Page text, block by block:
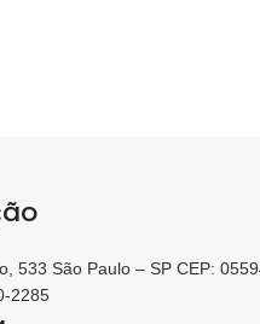
para
533 São Paulo – SP CEP:
2285